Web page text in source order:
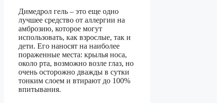
Димедрол гель – это еще одно
лучшее средство от аллергии на
амброзию, которое могут
использовать, как взрослые, так и
дети. Его наносят на наиболее
пораженные места: крылья носа,
около рта, возможно возле глаз, но
очень осторожно дважды в сутки
тонким слоем и втирают до 100%
впитывания.